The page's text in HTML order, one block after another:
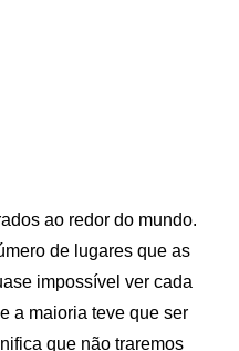
ao redor do mundo.
de lugares que as
impossível ver cada
a maioria teve que ser
que não traremos